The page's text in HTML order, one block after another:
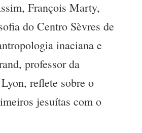
François Marty,
do Centro Sèvres de
inaciana e
professor da
reflete sobre o
jesuítas com o